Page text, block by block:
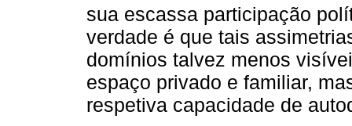
sua escassa participação
verdade é que tais
domínios talvez menos
espaço privado e familiar,
respetiva capacidade de